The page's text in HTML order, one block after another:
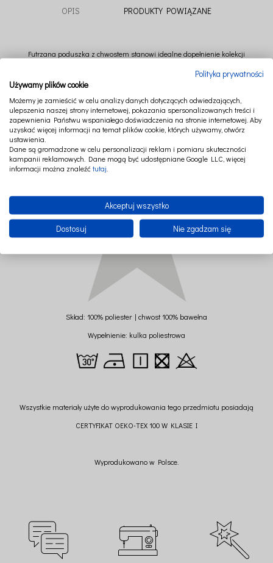
OPIS PRODUKTY POWIĄZANE
Futrzana poduszka z chwostem stanowi idealne dopełnienie kolekcji
towarzystwem dla baldachimu, czy gniazda dziecięcego z tej samej kolekcji.
salonu, czy innego wnętrza, do którego zapragniesz wprowadzić przytulny klimat
Boho.
Rozpiętość ramion gwiazdki: 50 cm
Skład: 100% poliester | chwost 100% bawełna
Wypełnienie: kulka poliestrowa
Wszystkie materiały użyte do wyprodukowania tego przedmiotu posiadają
CERTYFIKAT OEKO-TEX 100 W KLASIE I
Wyprodukowano w Polsce.
Polityka prywatności
Używamy plików cookie
Możemy je zamieścić w celu analizy danych dotyczących odwiedzających,
ulepszenia naszej strony internetowej, pokazania spersonalizowanych treści i
zapewnienia Państwu wspaniałego doświadczenia na stronie internetowej. Aby
uzyskać więcej informacji na temat plików cookie, których używamy, otwórz
ustawienia.
Dane są gromadzone w celu personalizacji reklam i pomiaru skuteczności
kampanii reklamowych. Dane mogą być udostępniane Google LLC, więcej
informacji można znaleźć tutaj
Akceptuj wszystko
Dostosuj Nie zgadzam się